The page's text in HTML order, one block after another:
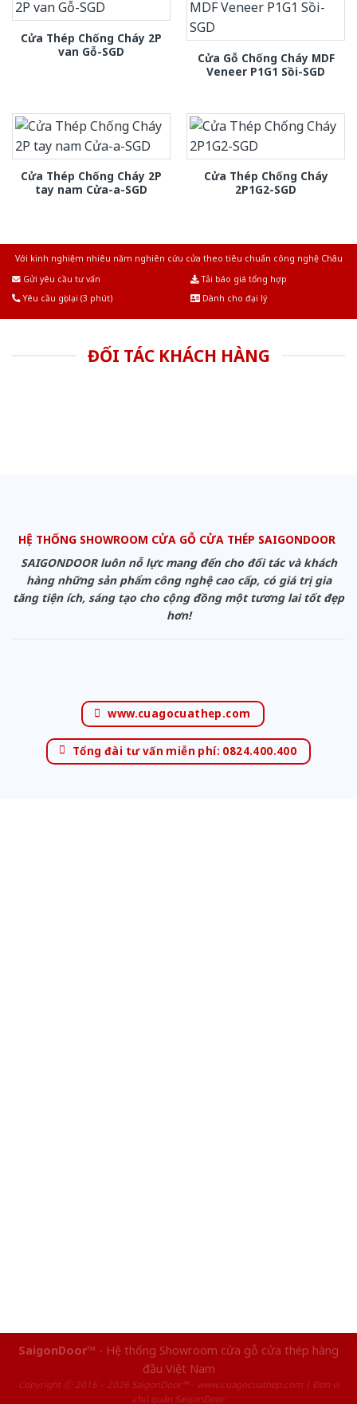
Cửa Thép Chống Cháy 2P
van Gỗ-SGD
Cửa Gỗ Chống Cháy MDF
Veneer P1G1 Sồi-SGD
Cửa Thép Chống Cháy 2P
tay nam Cửa-a-SGD
Cửa Thép Chống Cháy
2P1G2-SGD
Với kinh nghiệm nhiêu năm nghiên cứu cửa theo tiêu chuẩn công nghệ Châu
Gửi yêu cầu tư vấn
Tải báo giá tổng hợp
Yêu cầu gọi lại (3 phút)
Dành cho đại lý
ĐỐI TÁC KHÁCH HÀNG
HỆ THỐNG SHOWROOM CỬA GỖ CỬA THÉP SAIGONDOOR
SAIGONDOOR luôn nỗ lực mang đến cho đối tác và khách
hàng những sản phẩm công nghệ cao cấp, có giá trị gia
tăng tiện ích, sáng tạo cho cộng đồng một tương lai tốt đẹp
hơn!
www.cuagocuathep.com
Tổng đài tư vấn miễn phí: 0824.400.400
SaigonDoor™ - Hệ thống Showroom cửa gỗ cửa thép hàng
đầu Việt Nam
Copyright ⓒ 2016 – 2026 SaigonDoor™ - www.cuagocuathep.com | Đơn vị
chủ quản SaigonDoor